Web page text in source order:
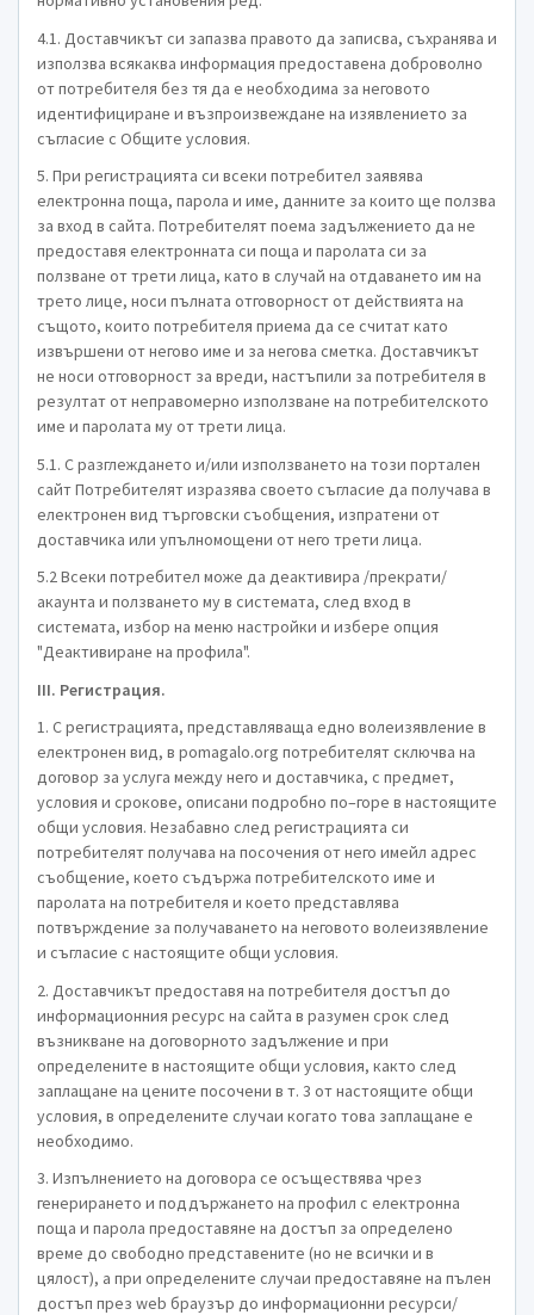
4.1. Доставчикът си запазва правото да записва, съхранява и
използва всякаква информация предоставена доброволно
от потребителя без тя да е необходима за неговото
идентифициране и възпроизвеждане на изявлението за
съгласие с Общите условия.
5. При регистрацията си всеки потребител заявява
електронна поща, парола и име, данните за които ще ползва
за вход в сайта. Потребителят поема задължението да не
предоставя електронната си поща и паролата си за
ползване от трети лица, като в случай на отдаването им на
трето лице, носи пълната отговорност от действията на
същото, които потребителя приема да се считат като
извършени от негово име и за негова сметка. Доставчикът
не носи отговорност за вреди, настъпили за потребителя в
резултат от неправомерно използване на потребителското
име и паролата му от трети лица.
5.1. С разглеждането и/или използването на този портален
сайт Потребителят изразява своето съгласие да получава в
електронен вид търговски съобщения, изпратени от
доставчика или упълномощени от него трети лица.
5.2 Всеки потребител може да деактивира /прекрати/
акаунта и ползването му в системата, след вход в
системата, избор на меню настройки и избере опция
"Деактивиране на профила".
III. Регистрация.
1. С регистрацията, представляваща едно волеизявление в
електронен вид, в pomagalo.org потребителят сключва на
договор за услуга между него и доставчика, с предмет,
условия и срокове, описани подробно по–горе в настоящите
общи условия. Незабавно след регистрацията си
потребителят получава на посочения от него имейл адрес
съобщение, което съдържа потребителското име и
паролата на потребителя и което представлява
потвърждение за получаването на неговото волеизявление
и съгласие с настоящите общи условия.
2. Доставчикът предоставя на потребителя достъп до
информационния ресурс на сайта в разумен срок след
възникване на договорното задължение и при
определените в настоящите общи условия, както след
заплащане на цените посочени в т. 3 от настоящите общи
условия, в определените случаи когато това заплащане е
необходимо.
3. Изпълнението на договора се осъществява чрез
генерирането и поддържането на профил с електронна
поща и парола предоставяне на достъп за определено
време до свободно представените (но не всички и в
цялост), а при определените случаи предоставяне на пълен
достъп през web браузър до информационни ресурси/